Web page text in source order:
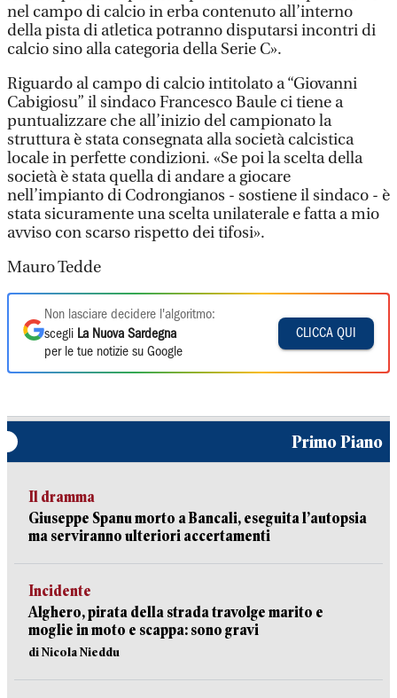
nel campo di calcio in erba contenuto all’interno
della pista di atletica potranno disputarsi incontri di
calcio sino alla categoria della Serie C».
Riguardo al campo di calcio intitolato a “Giovanni
Cabigiosu” il sindaco Francesco Baule ci tiene a
puntualizzare che all’inizio del campionato la
struttura è stata consegnata alla società calcistica
locale in perfette condizioni. «Se poi la scelta della
società è stata quella di andare a giocare
nell’impianto di Codrongianos - sostiene il sindaco - è
stata sicuramente una scelta unilaterale e fatta a mio
avviso con scarso rispetto dei tifosi».
Mauro Tedde
Non lasciare decidere l'algoritmo:
scegli La Nuova Sardegna
per le tue notizie su Google
CLICCA QUI
Primo Piano
Il dramma
Giuseppe Spanu morto a Bancali, eseguita l’autopsia
ma serviranno ulteriori accertamenti
Incidente
Alghero, pirata della strada travolge marito e
moglie in moto e scappa: sono gravi
di Nicola Nieddu